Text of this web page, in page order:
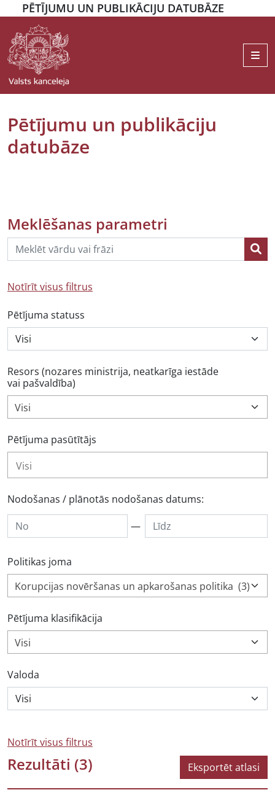
PĒTĪJUMU UN PUBLIKĀCIJU DATUBĀZE
Pētījumu un publikāciju
datubāze
Meklēšanas parametri
Notīrīt visus filtrus
Pētījuma statuss
Resors (nozares ministrija, neatkarīga iestāde
vai pašvaldība)
Visi
Pētījuma pasūtītājs
Nodošanas / plānotās nodošanas datums:
—
Politikas joma
Korupcijas novēršanas un apkarošanas politika (3)
Pētījuma klasifikācija
Visi
Valoda
Notīrīt visus filtrus
Rezultāti (3) Eksportēt atlasi